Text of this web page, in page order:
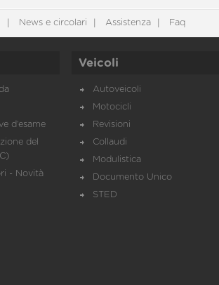
News e circolari Assistenza Faq
d’esame
del
- Novità
Veicoli
Autoveicoli
Motocicli
Revisioni
Collaudi
Modulistica
Documento Unico
STED